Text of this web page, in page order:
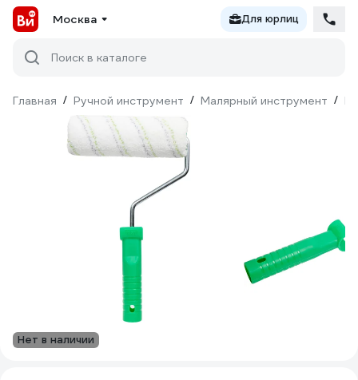
Москва Для юрлиц
Поиск в каталоге
Главная / Ручной инструмент / Малярный инструмент /
Нет в наличии